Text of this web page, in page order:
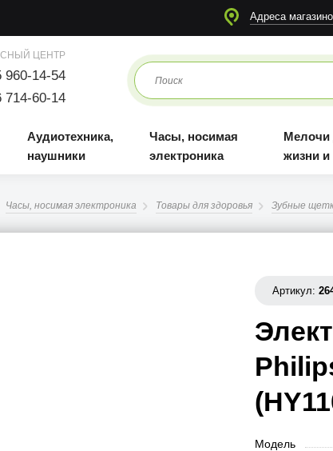
Адреса
ЦЕНТР
960-14-54
714-60-14
Аудиотехника,
наушники
Часы, носимая
электроника
Мелочи
жизни
Часы, носимая электроника Товары для здоровья Зубные
Артикул:
Модель